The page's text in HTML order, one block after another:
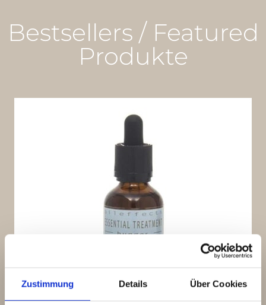
Zustimmung Details Über Cookies
Bestsellers / Featured
Produkte